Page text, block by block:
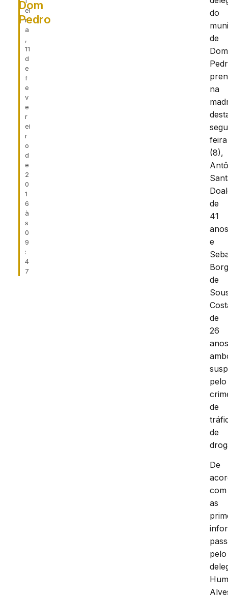
ei
r
a
,
11
d
e
f
e
v
e
r
ei
r
o
d
e
2
0
1
6
à
s
0
9
:
4
7
Dom
Pedro
do
de
Dom
na
feira
(8),
de
41
e
de
de
26
pelo
de
de
De
com
as
pelo